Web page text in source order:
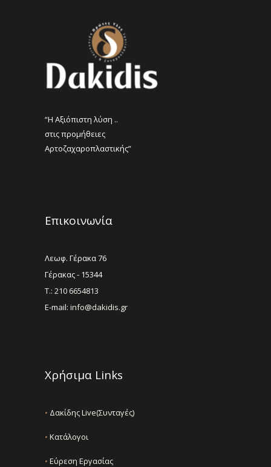
“Η Αξιόπιστη λύση ..
στις προμήθειες
Αρτοζαχαροπλαστικής”
Επικοινωνία
Λεωφ. Γέρακα 76
Γέρακας - 15344
Τ.: 210 6654813
E-mail: info@dakidis.gr
Χρήσιμα Links
• Δακίδης Live(Συνταγές)
• Κατάλογοι
• Εύρεση Εργασίας